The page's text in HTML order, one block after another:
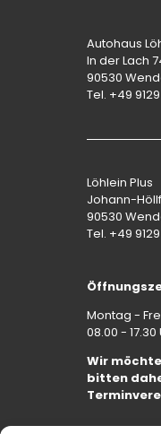
Autohaus
In der Lach
90530
Tel. +49
Löhlein Plus
Johann-
90530
Tel. +49
Montag -
08.00 - 17.30
Wir
bitten